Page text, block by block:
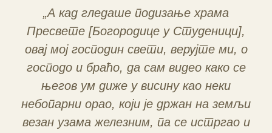
„А кад гледаше подизање храма
Пресвете [Богородице у Студеници],
овај мој господин свети, верујте ми, о
господо и браћо, да сам видео како се
његов ум диже у висину као неки
небопарни орао, који је држан на земљи
везан узама железним, па се истргао и